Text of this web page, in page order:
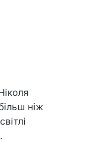
ніж